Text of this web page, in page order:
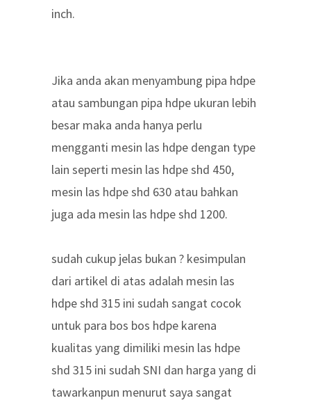
inch.
Jika anda akan menyambung pipa hdpe
atau sambungan pipa hdpe ukuran lebih
besar maka anda hanya perlu
mengganti mesin las hdpe dengan type
lain seperti mesin las hdpe shd 450,
mesin las hdpe shd 630 atau bahkan
juga ada mesin las hdpe shd 1200.
sudah cukup jelas bukan ? kesimpulan
dari artikel di atas adalah mesin las
hdpe shd 315 ini sudah sangat cocok
untuk para bos bos hdpe karena
kualitas yang dimiliki mesin las hdpe
shd 315 ini sudah SNI dan harga yang di
tawarkanpun menurut saya sangat